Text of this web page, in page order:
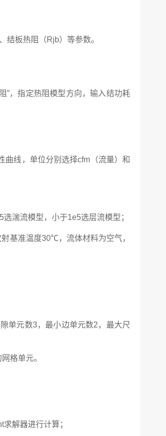
结板热阻（Rjb）等参数。
”，指定热阻模型方向，输入结功耗
曲线，单位分别选择cfm（流量）和
湍流模型，小于1e5选层流模型；
基准温度30℃，流体材料为空气，
单元数3，最小边单元数2， 最大尺
格单元。
解器进行计算；